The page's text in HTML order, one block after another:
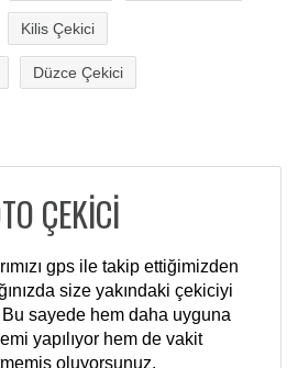
Kilis Çekici
Düzce Çekici
ÇEKİCİ
gps ile takip ettiğimizden
size yakındaki çekiciyi
sayede hem daha uyguna
yapılıyor hem de vakit
oluyorsunuz.